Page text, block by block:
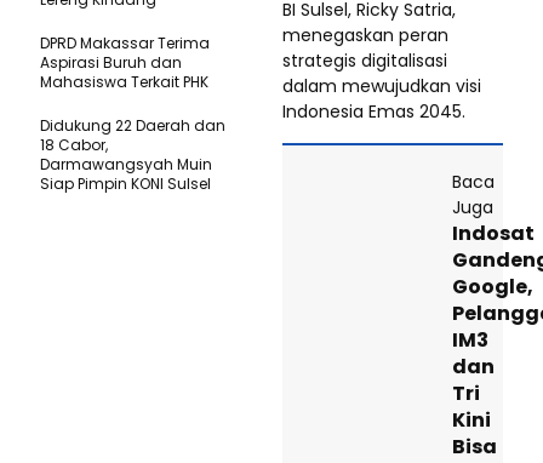
BI Sulsel, Ricky Satria,
menegaskan peran
strategis digitalisasi
dalam mewujudkan visi
Indonesia Emas 2045.
Baca
Juga
Indosat
Google,
IM3
dan
Tri
Kini
Bisa
DPRD Makassar Terima
Aspirasi Buruh dan
Mahasiswa Terkait PHK
Didukung 22 Daerah dan
18 Cabor,
Darmawangsyah Muin
Siap Pimpin KONI Sulsel